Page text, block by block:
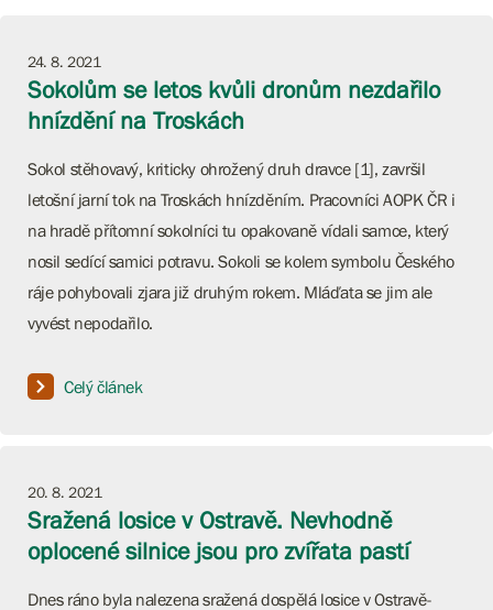
24. 8. 2021
Sokolům se letos kvůli dronům nezdařilo
hnízdění na Troskách
Sokol stěhovavý, kriticky ohrožený druh dravce [1], završil
letošní jarní tok na Troskách hnízděním. Pracovníci AOPK ČR i
na hradě přítomní sokolníci tu opakovaně vídali samce, který
nosil sedící samici potravu. Sokoli se kolem symbolu Českého
ráje pohybovali zjara již druhým rokem. Mláďata se jim ale
vyvést nepodařilo.
Celý článek
20. 8. 2021
Sražená losice v Ostravě. Nevhodně
oplocené silnice jsou pro zvířata pastí
Dnes ráno byla nalezena sražená dospělá losice v Ostravě-